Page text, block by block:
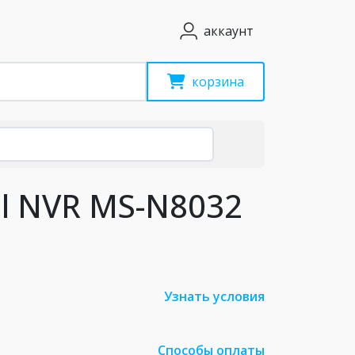
аккаунт
корзина
MS-N8032
Узнать условия
Способы оплаты